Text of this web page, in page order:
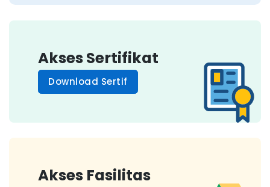
Akses Sertifikat
Download Sertif
Akses Fasilitas